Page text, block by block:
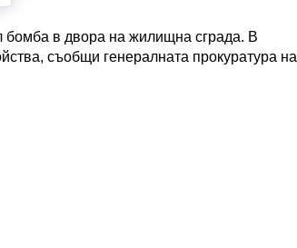
бомба в двора на жилищна сграда. В
съобщи генералната прокуратура на